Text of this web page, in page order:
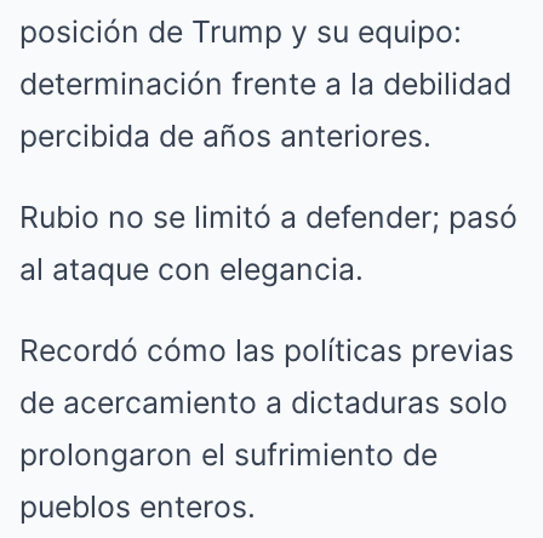
posición de Trump y su equipo:
determinación frente a la debilidad
percibida de años anteriores.
Rubio no se limitó a defender; pasó
al ataque con elegancia.
Recordó cómo las políticas previas
de acercamiento a dictaduras solo
prolongaron el sufrimiento de
pueblos enteros.